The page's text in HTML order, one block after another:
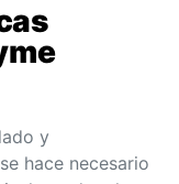
y
hace necesario